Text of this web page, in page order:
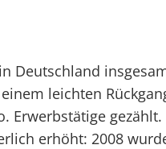
Deutschland
leichten
Erwerbstätige
erhöht: 2008